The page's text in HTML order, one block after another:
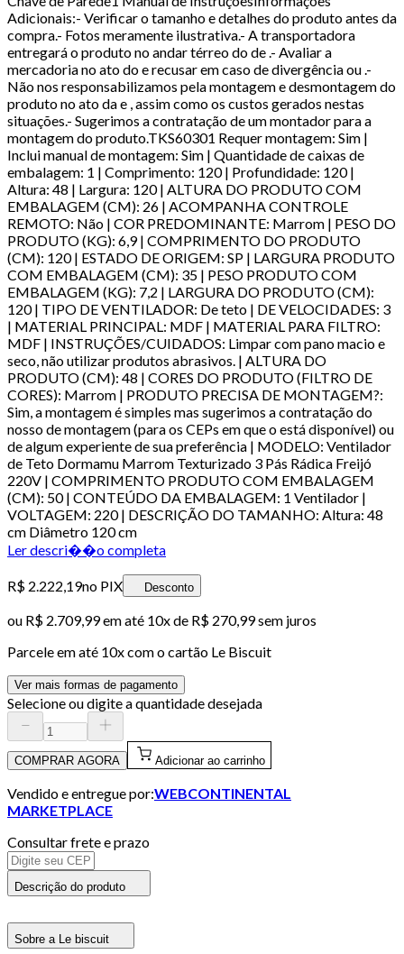
Adicionais:- Verificar o tamanho e detalhes do produto antes da
compra.- Fotos meramente ilustrativa.- A transportadora
entregará o produto no andar térreo do de .- Avaliar a
mercadoria no ato do e recusar em caso de divergência ou .-
Não nos responsabilizamos pela montagem e desmontagem do
produto no ato da e , assim como os custos gerados nestas
situações.- Sugerimos a contratação de um montador para a
montagem do produto.TKS60301 Requer montagem: Sim |
Inclui manual de montagem: Sim | Quantidade de caixas de
embalagem: 1 | Comprimento: 120 | Profundidade: 120 |
Altura: 48 | Largura: 120 | ALTURA DO PRODUTO COM
EMBALAGEM (CM): 26 | ACOMPANHA CONTROLE
REMOTO: Não | COR PREDOMINANTE: Marrom | PESO DO
PRODUTO (KG): 6,9 | COMPRIMENTO DO PRODUTO
(CM): 120 | ESTADO DE ORIGEM: SP | LARGURA PRODUTO
COM EMBALAGEM (CM): 35 | PESO PRODUTO COM
EMBALAGEM (KG): 7,2 | LARGURA DO PRODUTO (CM):
120 | TIPO DE VENTILADOR: De teto | DE VELOCIDADES: 3
| MATERIAL PRINCIPAL: MDF | MATERIAL PARA FILTRO:
MDF | INSTRUÇÕES/CUIDADOS: Limpar com pano macio e
seco, não utilizar produtos abrasivos. | ALTURA DO
PRODUTO (CM): 48 | CORES DO PRODUTO (FILTRO DE
CORES): Marrom | PRODUTO PRECISA DE MONTAGEM?:
Sim, a montagem é simples mas sugerimos a contratação do
nosso de montagem (para os CEPs em que o está disponível) ou
de algum experiente de sua preferência | MODELO: Ventilador
de Teto Dormamu Marrom Texturizado 3 Pás Rádica Freijó
220V | COMPRIMENTO PRODUTO COM EMBALAGEM
(CM): 50 | CONTEÚDO DA EMBALAGEM: 1 Ventilador |
VOLTAGEM: 220 | DESCRIÇÃO DO TAMANHO: Altura: 48
cm Diâmetro 120 cm
Ler descri��o completa
R$ 2.222,19no PIX Desconto
ou R$ 2.709,99em até 10x de R$ 270,99 sem juros
Parcele em até 10x com o cartão Le Biscuit
Ver mais formas de pagamento
Selecione ou digite a quantidade desejada
COMPRAR AGORA Adicionar ao carrinho
Vendido e entregue por:WEBCONTINENTAL
MARKETPLACE
Consultar frete e prazo
Descrição do produto
Sobre a Le biscuit